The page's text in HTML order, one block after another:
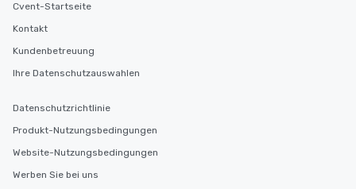
Cvent-Startseite
Kontakt
Kundenbetreuung
Ihre Datenschutzauswahlen
Datenschutzrichtlinie
Produkt-Nutzungsbedingungen
Website-Nutzungsbedingungen
Werben Sie bei uns